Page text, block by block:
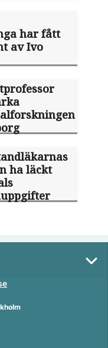
har fått
av Ivo
ha läckt